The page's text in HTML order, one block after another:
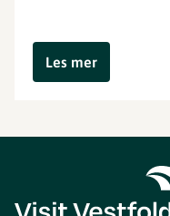
Les mer